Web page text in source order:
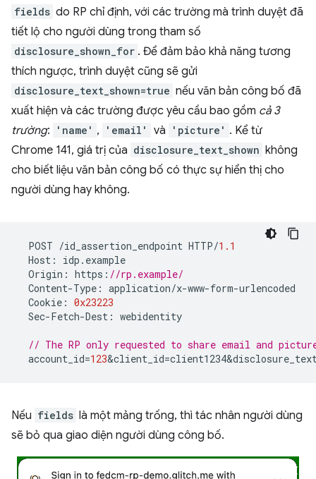
fields do RP chỉ định, với các trường mà trình duyệt đã
tiết lộ cho người dùng trong tham số
disclosure_shown_for . Để đảm bảo khả năng tương
thích ngược, trình duyệt cũng sẽ gửi
disclosure_text_shown=true nếu văn bản công bố đã
xuất hiện và các trường được yêu cầu bao gồm cả 3
trường: 'name' , 'email' và 'picture' . Kể từ
Chrome 141, giá trị của disclosure_text_shown không
cho biết liệu văn bản công bố có thực sự hiển thị cho
người dùng hay không.
POST /id_assertion_endpoint HTTP/1.1
Host : idp . example
Origin : https : //rp.example/
Content-Type : application/x-www-form-urlencoded
Cookie : 0x23223
Sec-Fetch-Dest : webidentity
// The RP only requested to share email and
account_id=123&client_id=
Nếu fields là một mảng trống, thì tác nhân người dùng
sẽ bỏ qua giao diện người dùng công bố.